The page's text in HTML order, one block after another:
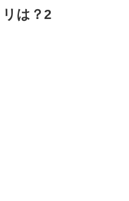
は？2